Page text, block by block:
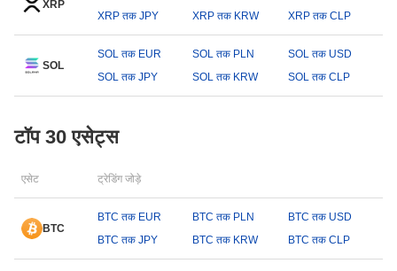
XRP
XRP तक JPY
XRP तक KRW XRP तक CLP
SOL
SOL तक EUR SOL तक PLN
SOL तक USD
SOL तक JPY
SOL तक KRW SOL तक CLP
टॉप 30 एसेट्स
एसेट ट्रेडिंग जोड़े
BTC
BTC तक EUR BTC तक PLN
BTC तक USD
BTC तक JPY
BTC तक KRW BTC तक CLP